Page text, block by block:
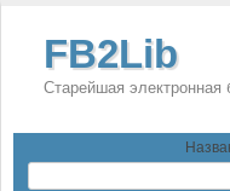
FB2Lib
Старейшая электронная